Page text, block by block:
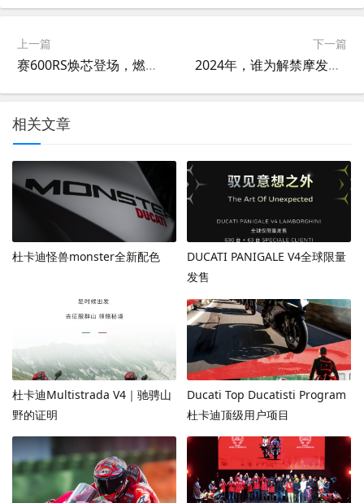
上一篇
赛600RS焕芯登场，燃擎无极限！
下一篇
2024年，谁为解禁摩发了声？
相关文章
杜卡迪怪兽monster全新配色
DUCATI PANIGALE V4全球限量
发售
杜卡迪Multistrada V4｜驰骋山
野的证明
Ducati Top Ducatisti Program
杜卡迪顶级用户项目